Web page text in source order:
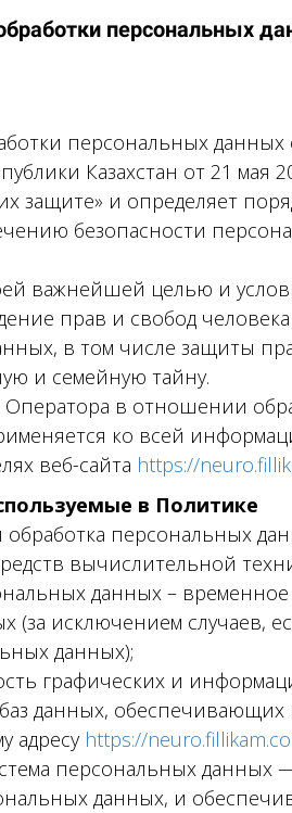
персональных
персональных данных
Казахстан от 21 мая
защите» и определяет
безопасности
важнейшей целью и
прав и свобод
в том числе защиты
и семейную тайну.
Оператора в отношении
ко всей
веб-сайта https://
в Политике
персональных
вычислительной
данных –
(за исключением случаев,
данных);
графических и
данных, обеспечивающих
адресу https://
персональных данных
данных, и